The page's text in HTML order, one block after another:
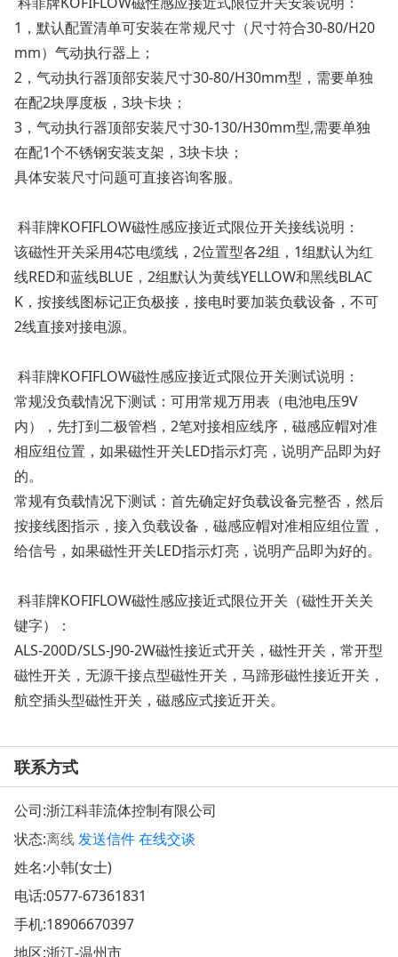
1，默认配置清单可安装在常规尺寸（尺寸符合30-80/H20
mm）气动执行器上；
2，气动执行器顶部安装尺寸30-80/H30mm型，需要单独
在配2块厚度板，3块卡块；
3，气动执行器顶部安装尺寸30-130/H30mm型,需要单独
在配1个不锈钢安装支架，3块卡块；
具体安装尺寸问题可直接咨询客服。
科菲牌KOFIFLOW磁性感应接近式限位开关接线说明：
该磁性开关采用4芯电缆线，2位置型各2组，1组默认为红
线RED和蓝线BLUE，2组默认为黄线YELLOW和黑线BLAC
K，按接线图标记正负极接，接电时要加装负载设备，不可
2线直接对接电源。
科菲牌KOFIFLOW磁性感应接近式限位开关测试说明：
常规没负载情况下测试：可用常规万用表（电池电压9V
内），先打到二极管档，2笔对接相应线序，磁感应帽对准
相应组位置，如果磁性开关LED指示灯亮，说明产品即为好
的。
常规有负载情况下测试：首先确定好负载设备完整否，然后
按接线图指示，接入负载设备，磁感应帽对准相应组位置，
给信号，如果磁性开关LED指示灯亮，说明产品即为好的。
科菲牌KOFIFLOW磁性感应接近式限位开关（磁性开关关
键字）：
ALS-200D/SLS-J90-2W磁性接近式开关，磁性开关，常开型
磁性开关，无源干接点型磁性开关，马蹄形磁性接近开关，
航空插头型磁性开关，磁感应式接近开关。
联系方式
公司:浙江科菲流体控制有限公司
状态:离线发送信件在线交谈
姓名:小韩(女士)
电话:0577-67361831
手机:18906670397
地区:浙江-温州市